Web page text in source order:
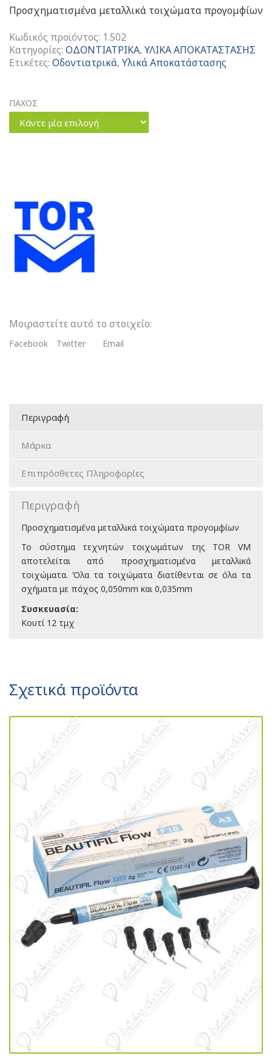
Προσχηματισμένα μεταλλικά τοιχώματα προγομφίων
Κωδικός προϊόντος: 1.502
Κατηγορίες: ΟΔΟΝΤΙΑΤΡΙΚΑ, ΥΛΙΚΑ ΑΠΟΚΑΤΑΣΤΑΣΗΣ
Ετικέτες: Οδοντιατρικά, Υλικά Αποκατάστασης
ΠΑΧΟΣ
Κάντε μία επιλογή
Contoured
Matrices
Premolars
Προσχηματισμένα
Μεταλλικά
Τοιχώματα
Προγομφίων
Μοιραστείτε αυτό το στοιχείο:
Facebook Twitter Email
Περιγραφή
Μάρκα
Επιπρόσθετες Πληροφορίες
Περιγραφή
Προσχηματισμένα μεταλλικά τοιχώματα προγομφίων
Το σύστημα τεχνητών τοιχωμάτων της TOR VM
αποτελείται από προσχηματισμένα μεταλλικά
τοιχώματα. Όλα τα τοιχώματα διατίθενται σε όλα τα
σχήματα με πάχος 0,050mm και 0,035mm
Συσκευασία:
Κουτί 12 τμχ
Σχετικά προϊόντα